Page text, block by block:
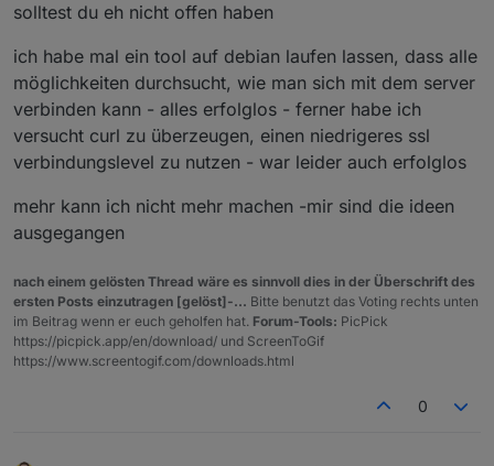
solltest du eh nicht offen haben
ich habe mal ein tool auf debian laufen lassen, dass alle
möglichkeiten durchsucht, wie man sich mit dem server
verbinden kann - alles erfolglos - ferner habe ich
versucht curl zu überzeugen, einen niedrigeres ssl
verbindungslevel zu nutzen - war leider auch erfolglos
mehr kann ich nicht mehr machen -mir sind die ideen
ausgegangen
nach einem gelösten Thread wäre es sinnvoll dies in der Überschrift des
ersten Posts einzutragen [gelöst]-... Bitte benutzt das Voting rechts unten
im Beitrag wenn er euch geholfen hat. Forum-Tools: PicPick
https://picpick.app/en/download/ und ScreenToGif
https://www.screentogif.com/downloads.html
0